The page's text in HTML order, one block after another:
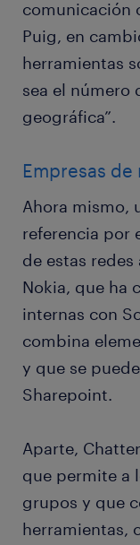
comunicación
Puig, en
herramientas
sea el número
geográfica”.
Empresas
Ahora mismo,
referencia por
de estas
Nokia, que ha
internas con
combina
y que se
Sharepoint.
Aparte,
que permite a
grupos y que
herramientas,